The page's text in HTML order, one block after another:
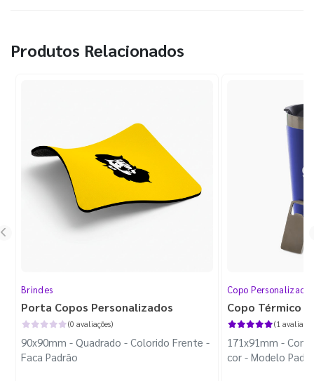
Produtos Relacionados
Brindes
Porta Copos Personalizados
(0 avaliações)
90x90mm - Quadrado - Colorido Frente -
Faca Padrão
Copo Personalizado
Copo Térmico
(1
171x91mm - Com
cor - Modelo